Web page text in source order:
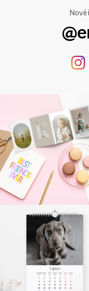
Nové